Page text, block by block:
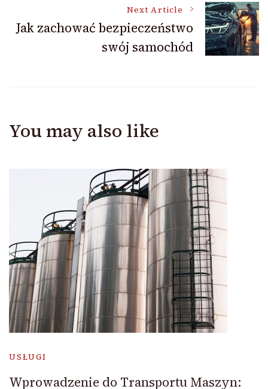
Next Article
Jak zachować bezpieczeństwo
swój samochód
You may also like
USŁUGI
Wprowadzenie do Transportu Maszyn: